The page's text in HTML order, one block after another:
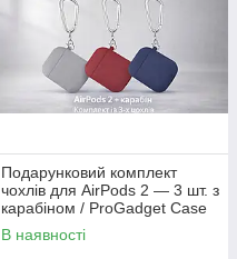
Подарунковий комплект
чохлів для AirPods 2 — 3 шт. з
карабіном / ProGadget Case
Set
В наявності